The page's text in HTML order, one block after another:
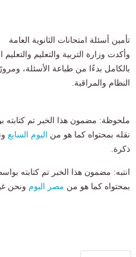
تأمين أسئلة امتحانات الثانوية العامة
وأكدت وزارة التربية والتعليم
بالكامل بدءًا من طباعة الأسئلة،
النظام والمراقبة.
ملحوظة: مضمون هذا الخبر تم كتابته
نقله بمحتواه كما هو من
اليوم السابع
ذكرة.
انتبه: مضمون هذا الخبر تم كتابته
بمحتواه كما هو من مصر اليوم ونحن